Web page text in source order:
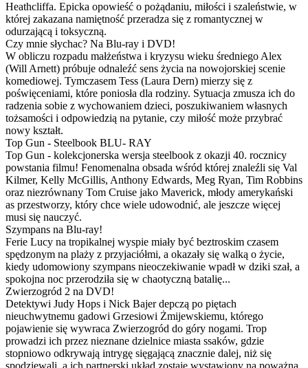
Heathcliffa. Epicka opowieść o pożądaniu, miłości i szaleństwie, w
której zakazana namiętność przeradza się z romantycznej w
odurzającą i toksyczną.
Czy mnie słychac? Na Blu-ray i DVD!
W obliczu rozpadu małżeństwa i kryzysu wieku średniego Alex
(Will Arnett) próbuje odnaleźć sens życia na nowojorskiej scenie
komediowej. Tymczasem Tess (Laura Dern) mierzy się z
poświęceniami, które poniosła dla rodziny. Sytuacja zmusza ich do
radzenia sobie z wychowaniem dzieci, poszukiwaniem własnych
tożsamości i odpowiedzią na pytanie, czy miłość może przybrać
nowy kształt.
Top Gun - Steelbook BLU- RAY
Top Gun - kolekcjonerska wersja steelbook z okazji 40. rocznicy
powstania filmu! Fenomenalna obsada wśród której znaleźli się Val
Kilmer, Kelly McGillis, Anthony Edwards, Meg Ryan, Tim Robbins
oraz niezrównany Tom Cruise jako Maverick, młody amerykański
as przestworzy, który chce wiele udowodnić, ale jeszcze więcej
musi się nauczyć.
Szympans na Blu-ray!
Ferie Lucy na tropikalnej wyspie miały być beztroskim czasem
spędzonym na plaży z przyjaciółmi, a okazały się walką o życie,
kiedy udomowiony szympans nieoczekiwanie wpadł w dziki szał, a
spokojna noc przerodziła się w chaotyczną batalię...
Zwierzogród 2 na DVD!
Detektywi Judy Hops i Nick Bajer depczą po piętach
nieuchwytnemu gadowi Grzesiowi Żmijewskiemu, którego
pojawienie się wywraca Zwierzogród do góry nogami. Trop
prowadzi ich przez nieznane dzielnice miasta ssaków, gdzie
stopniowo odkrywają intrygę sięgającą znacznie dalej, niż się
spodziewali, a ich partnerski układ zostaje wystawiony na poważną